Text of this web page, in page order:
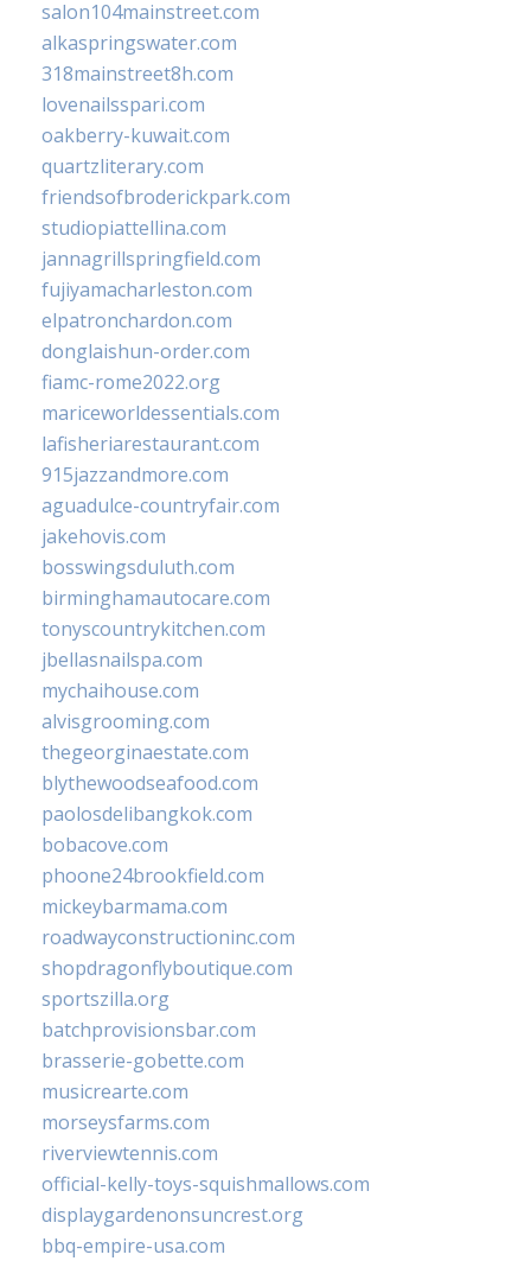
salon104mainstreet.com
alkaspringswater.com
318mainstreet8h.com
lovenailsspari.com
oakberry-kuwait.com
quartzliterary.com
friendsofbroderickpark.com
studiopiattellina.com
jannagrillspringfield.com
fujiyamacharleston.com
elpatronchardon.com
donglaishun-order.com
fiamc-rome2022.org
mariceworldessentials.com
lafisheriarestaurant.com
915jazzandmore.com
aguadulce-countryfair.com
jakehovis.com
bosswingsduluth.com
birminghamautocare.com
tonyscountrykitchen.com
jbellasnailspa.com
mychaihouse.com
alvisgrooming.com
thegeorginaestate.com
blythewoodseafood.com
paolosdelibangkok.com
bobacove.com
phoone24brookfield.com
mickeybarmama.com
roadwayconstructioninc.com
shopdragonflyboutique.com
sportszilla.org
batchprovisionsbar.com
brasserie-gobette.com
musicrearte.com
morseysfarms.com
riverviewtennis.com
official-kelly-toys-squishmallows.com
displaygardenonsuncrest.org
bbq-empire-usa.com